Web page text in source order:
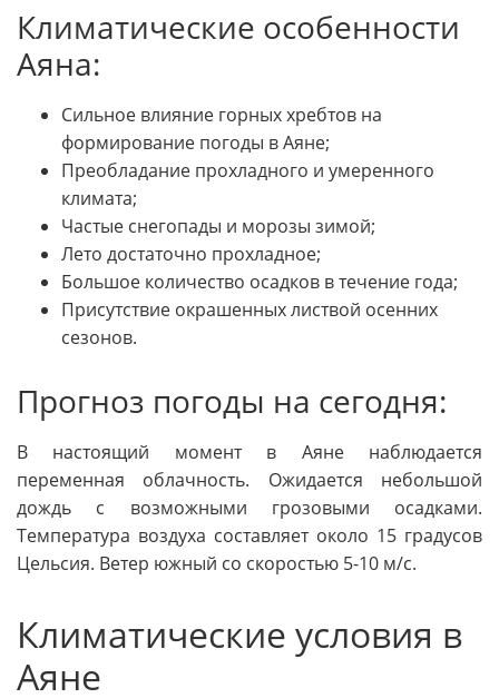
Климатические особенности
Аяна:
Сильное влияние горных хребтов на
формирование погоды в Аяне;
Преобладание прохладного и умеренного
климата;
Частые снегопады и морозы зимой;
Лето достаточно прохладное;
Большое количество осадков в течение года;
Присутствие окрашенных листвой осенних
сезонов.
Прогноз погоды на сегодня:
В настоящий момент в Аяне наблюдается
переменная облачность. Ожидается небольшой
дождь с возможными грозовыми осадками.
Температура воздуха составляет около 15 градусов
Цельсия. Ветер южный со скоростью 5-10 м/c.
Климатические условия в
Аяне